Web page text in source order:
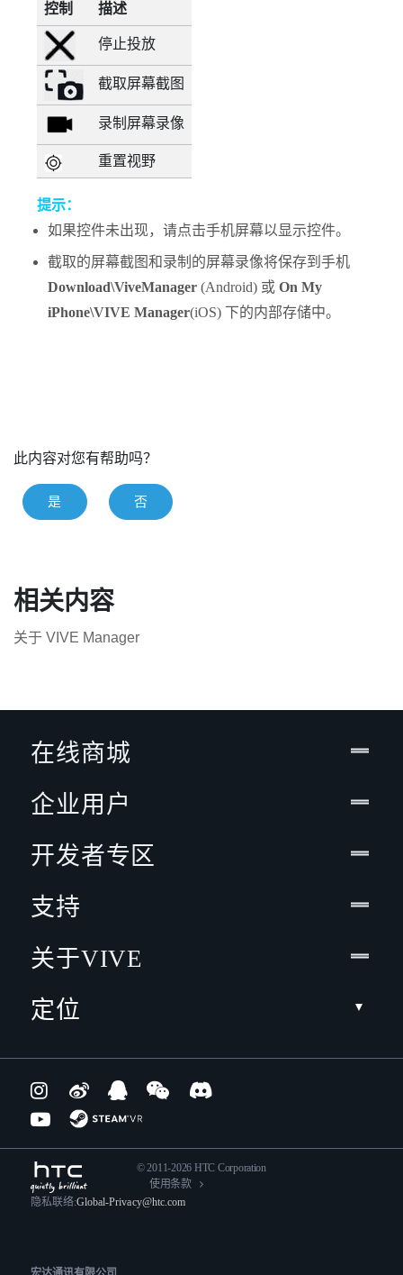
控制 描述
停止投放
截取屏幕截图
录制屏幕录像
重置视野
提示：
如果控件未出现，请点击手机屏幕以显示控件。
截取的屏幕截图和录制的屏幕录像将保存到手机
Download\ViveManager (Android) 或On My
iPhone\VIVE Manager(iOS) 下的内部存储中。
此内容对您有帮助吗？
是 否
相关内容
关于 VIVE Manager
在线商城
企业用户
开发者专区
支持
关于VIVE
定位
© 2011-2026 HTC Corporation
使用条款
隐私联络:Global-Privacy@htc.com